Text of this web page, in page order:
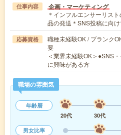
仕事内容 企画・マーケティング
＊インフルエンサーリス
品の発送＊SNS投稿に向
応募資格
職種未経験OK / ブランク
要
＜業界未経験OK＞●SNS
に興味がある方
職場の雰囲気
年齢層
20代
30代
男女比率